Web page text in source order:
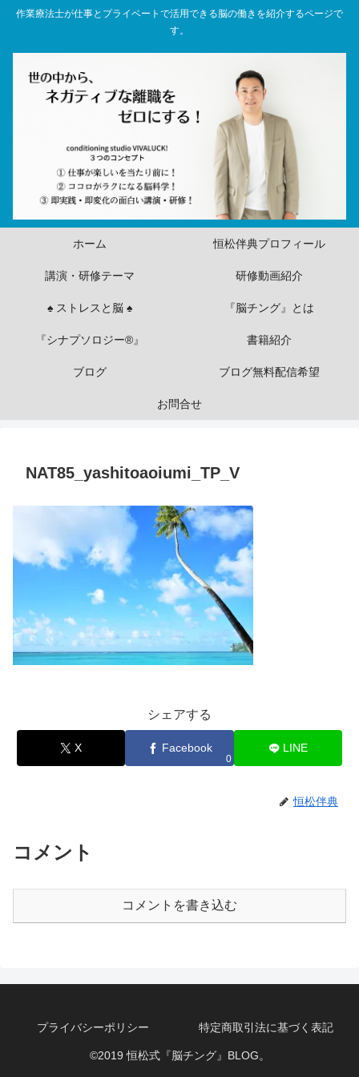
作業療法士が仕事とプライベートで活用できる脳の働きを紹介するページで
す。
ホーム 恒松伴典プロフィール
講演・研修テーマ 研修動画紹介
♠ ストレスと脳 ♠ 『脳チング』とは
『シナプソロジー®』 書籍紹介
ブログ ブログ無料配信希望
お問合せ
NAT85_yashitoaoiumi_TP_V
シェアする
X Facebook
0
LINE
恒松伴典
コメント
コメントを書き込む
プライバシーポリシー 特定商取引法に基づく表記
©2019 恒松式『脳チング』BLOG。